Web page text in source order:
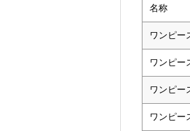
名称
ワンピー
ワンピー
ワンピー
ワンピー